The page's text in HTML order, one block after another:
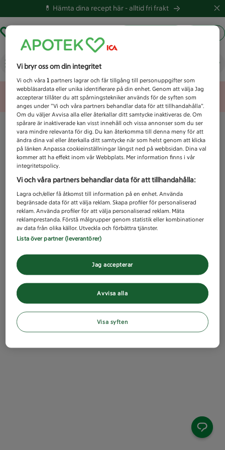
💊 Hämta dina recept här -alltid fri frakt
Vad letar du efter idag?
Unknown error
Vi bryr oss om din integritet
Vi och våra1 partners lagrar och får tillgång till personuppgifter som
webbläsardata eller unika identifierare på din enhet. Genom att välja Jag
accepterar tillåter du att spårningstekniker används för de syften som
anges under ”Vi och våra partners behandlar data för att tillhandahålla”.
Om du väljer Avvisa alla eller återkallar ditt samtycke inaktiveras de. Om
spårare är inaktiverade kan visst innehåll och vissa annonser som du ser
vara mindre relevanta för dig. Du kan återkomma till denna meny för att
ändra dina val eller återkalla ditt samtycke när som helst genom att klicka
på länken Anpassa cookieinställningar längst ned på webbsidan. Dina val
kommer att ha effekt inom vår Webbplats. Mer information finns i vår
integritetspolicy.
Vi och våra partners behandlar data för att tillhandahålla:
Lagra och/eller få åtkomst till information på en enhet. Använda
begränsade data för att välja reklam. Skapa profiler för personaliserad
reklam. Använda profiler för att välja personaliserad reklam. Mäta
reklamprestanda. Förstå målgrupper genom statistik eller kombinationer
av data från olika källor. Utveckla och förbättra tjänster.
Lista över partner (leverantörer)
Avvisa alla
Jag accepterar
Visa syften